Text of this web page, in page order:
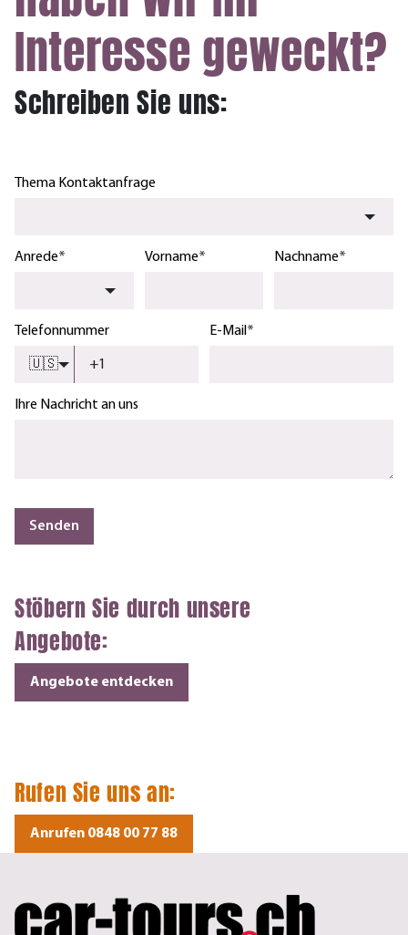
Interesse geweckt?
Schreiben Sie uns:
Thema Kontaktanfrage
Anrede* Vorname* Nachname*
Telefonnummer
🇺🇸
E-Mail*
Ihre Nachricht an uns
Senden
Stöbern Sie durch unsere
Angebote:
Angebote entdecken
Rufen Sie uns an:
Anrufen 0848 00 77 88